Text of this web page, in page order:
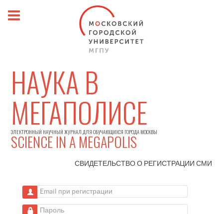
НАУКА В
МЕГАПОЛИСЕ
ЭЛЕКТРОННЫЙ НАУЧНЫЙ ЖУРНАЛ ДЛЯ ОБУЧАЮЩИХСЯ ГОРОДА МОСКВЫ
SCIENCE IN A MEGAPOLIS
СВИДЕТЕЛЬСТВО О РЕГИСТРАЦИИСМИ
Email при регистрации
Пароль